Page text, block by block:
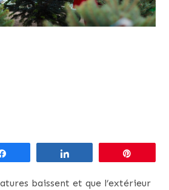
baissent et que l’extérieur